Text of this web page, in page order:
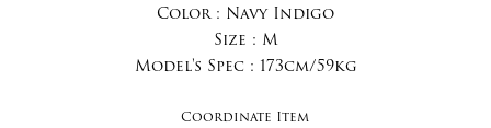
Color : Navy Indigo
Size : M
Model's Spec : 173cm/59kg
Coordinate Item